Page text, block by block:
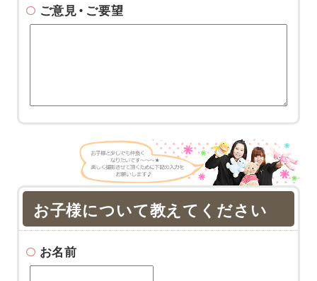
ご意見・ご要望
お子様について教えてください
お名前